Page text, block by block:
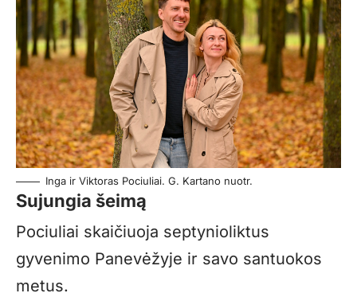
Inga ir Viktoras Pociuliai. G. Kartano nuotr.
Sujungia šeimą
Pociuliai skaičiuoja septynioliktus
gyvenimo Panevėžyje ir savo santuokos
metus.